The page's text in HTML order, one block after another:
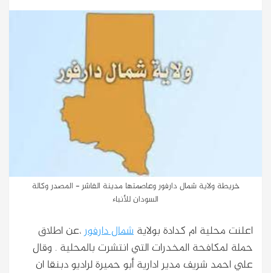
خريطة ولاية شمال دارفور وعاصمتها مدينة الفاشر - المصدر وكالة
السودان للأنباء
اعلنت محلية ام كدادة بولاية شمال دارفور،عن اطلاق
حملة لمكافحة المخدرات التي انتشرت بالمحلية . وقال
علي احمد شريف مدير ادارية أبو حميرة لراديو دبنقا ان